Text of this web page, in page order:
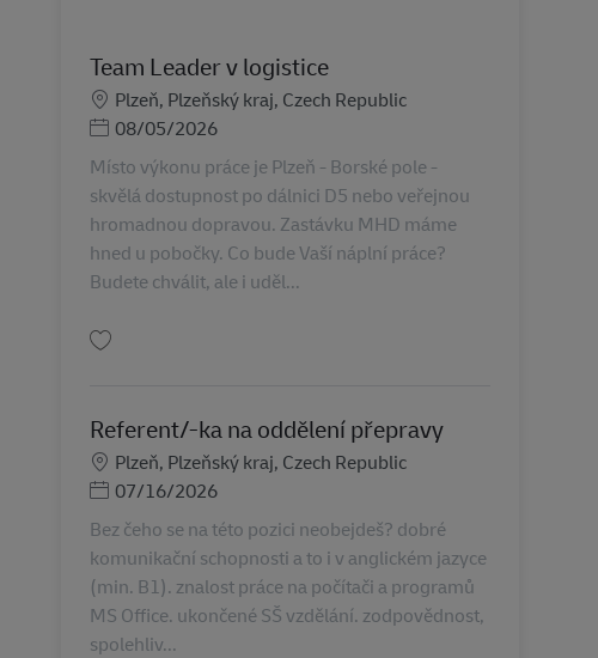
Team Leader v logistice
Localização
Plzeň, Plzeňský kraj, Czech Republic
Posted Date
08/05/2026
Místo výkonu práce je Plzeň - Borské pole -
skvělá dostupnost po dálnici D5 nebo veřejnou
hromadnou dopravou. Zastávku MHD máme
hned u pobočky. Co bude Vaší náplní práce?
Budete chválit, ale i uděl...
Referent/-ka na oddělení přepravy
Localização
Plzeň, Plzeňský kraj, Czech Republic
Posted Date
07/16/2026
Bez čeho se na této pozici neobejdeš? dobré
komunikační schopnosti a to i v anglickém jazyce
(min. B1). znalost práce na počítači a programů
MS Office. ukončené SŠ vzdělání. zodpovědnost,
spolehliv...